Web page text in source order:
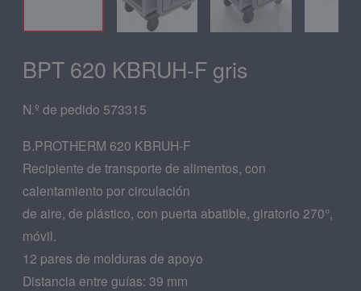
BPT 620 KBRUH-F gris
N.º de pedido 573315
B.PROTHERM 620 KBRUH-F
Recipiente de transporte de alimentos, con
calentamiento por circulación
de aire, de plástico, con puerta abatible, giratorio 270°,
móvil.
12 pares de molduras de apoyo
Distancia entre guías: 39 mm